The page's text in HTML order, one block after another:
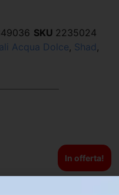
SKU 2235024
Acqua Dolce, Shad ,
In offerta!